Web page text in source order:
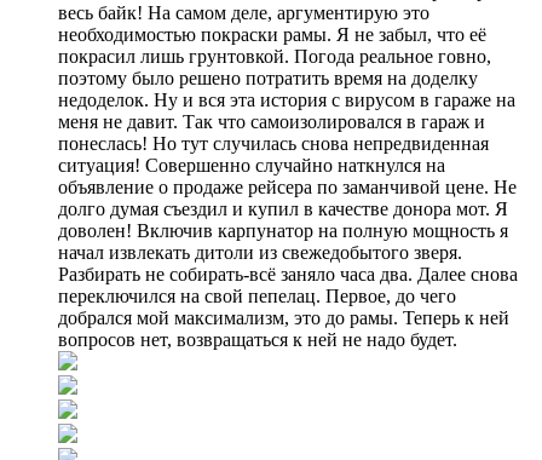
весь байк! На самом деле, аргументирую это
необходимостью покраски рамы. Я не забыл, что её
покрасил лишь грунтовкой. Погода реальное говно,
поэтому было решено потратить время на доделку
недоделок. Ну и вся эта история с вирусом в гараже на
меня не давит. Так что самоизолировался в гараж и
понеслась! Но тут случилась снова непредвиденная
ситуация! Совершенно случайно наткнулся на
объявление о продаже рейсера по заманчивой цене. Не
долго думая съездил и купил в качестве донора мот. Я
доволен! Включив карпунатор на полную мощность я
начал извлекать дитоли из свежедобытого зверя.
Разбирать не собирать-всё заняло часа два. Далее снова
переключился на свой пепелац. Первое, до чего
добрался мой максимализм, это до рамы. Теперь к ней
вопросов нет, возвращаться к ней не надо будет.